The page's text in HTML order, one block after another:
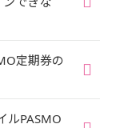
定期券の
ルPASMO